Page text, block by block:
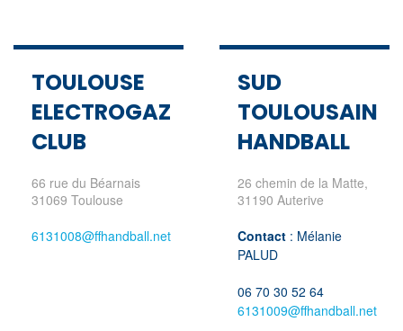
TOULOUSE
ELECTROGAZ
CLUB
66 rue du Béarnais
31069 Toulouse
6131008@ffhandball.net
SUD
TOULOUSAIN
HANDBALL
26 chemin de la Matte,
31190 Auterive
Contact : Mélanie
PALUD
06 70 30 52 64
6131009@ffhandball.net